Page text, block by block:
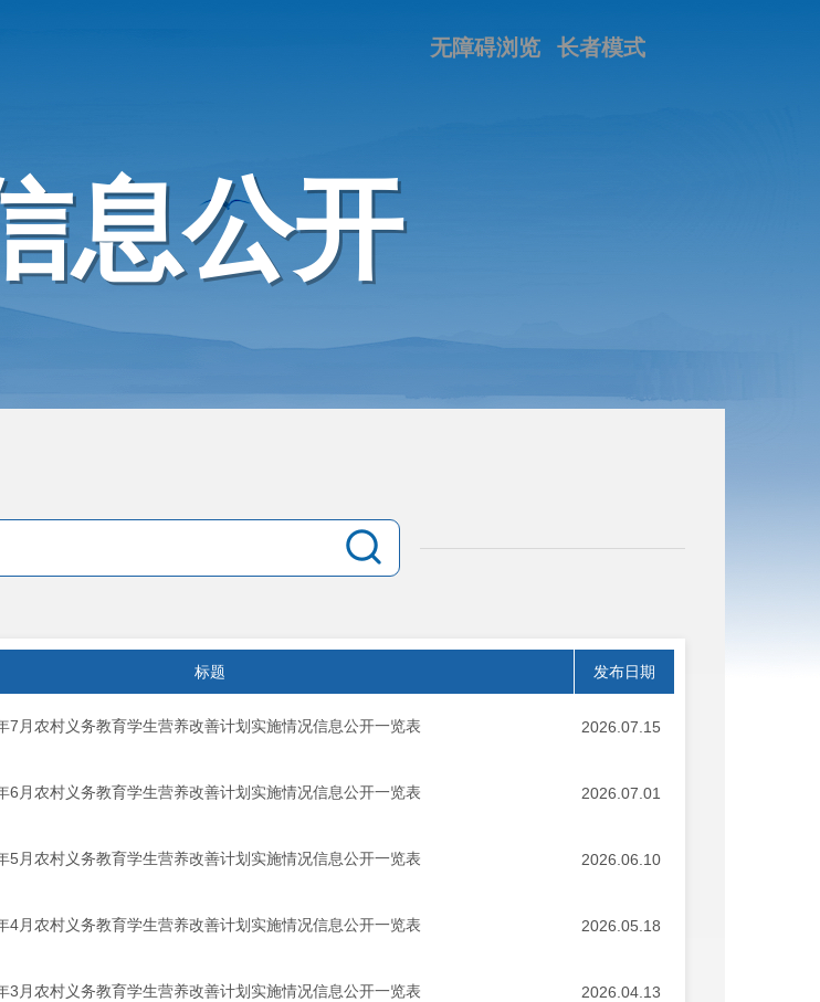
长者模式
无障碍浏览
息公开
标题 发布日期
7月农村义务教育学生营养改善计划实施情况信息公开一览表 2026.07.15
6月农村义务教育学生营养改善计划实施情况信息公开一览表 2026.07.01
5月农村义务教育学生营养改善计划实施情况信息公开一览表 2026.06.10
4月农村义务教育学生营养改善计划实施情况信息公开一览表 2026.05.18
3月农村义务教育学生营养改善计划实施情况信息公开一览表 2026.04.13